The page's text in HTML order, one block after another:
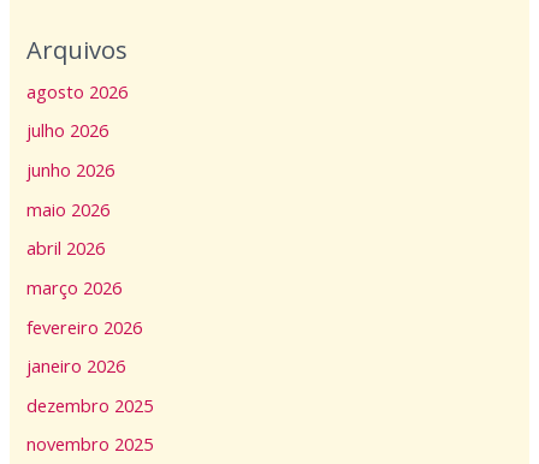
Arquivos
agosto 2026
julho 2026
junho 2026
maio 2026
abril 2026
março 2026
fevereiro 2026
janeiro 2026
dezembro 2025
novembro 2025